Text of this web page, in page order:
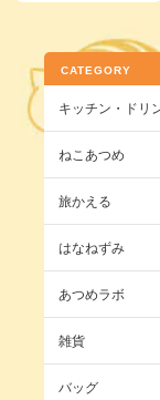
CATEGORY
キッチン・ドリ
ねこあつめ
旅かえる
はなねずみ
あつめラボ
雑貨
バッグ